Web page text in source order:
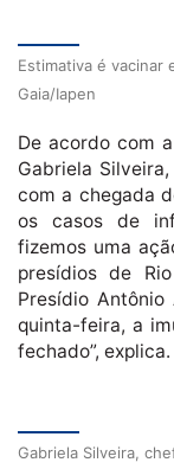
Estimativa é vacinar
Gaia/Iapen
De acordo com
Gabriela
com a chegada
os casos de
fizemos uma
presídios de
Presídio
quinta-feira, a
fechado”, explica.
Gabriela Silveira,